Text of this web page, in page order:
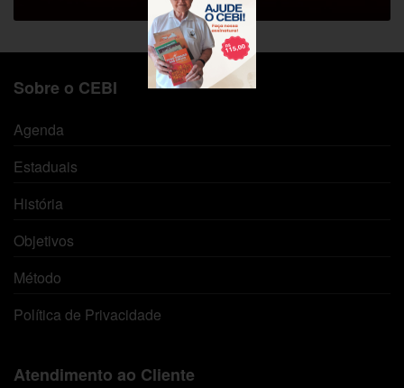
Sobre o CEBI
Agenda
Estaduais
História
Objetivos
Método
Política de Privacidade
Atendimento ao Cliente